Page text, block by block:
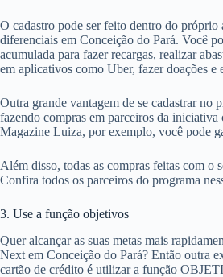
O cadastro pode ser feito dentro do
diferenciais em Conceição do Pará. Você
acumulada para fazer recargas, realizar
em aplicativos como Uber, fazer doações e
Outra grande vantagem de se cadastrar no
fazendo compras em parceiros da iniciativa
Magazine Luiza, por exemplo, você pode
Além disso, todas as compras feitas com o
Confira todos os parceiros do programa
3. Use a função objetivos
Quer alcançar as suas metas mais
Next em Conceição do Pará? Então outra
cartão de crédito é utilizar a função